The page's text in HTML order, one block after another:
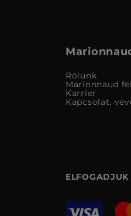
Rólunk
Marionnaud
Karrier
Kapcsolat,